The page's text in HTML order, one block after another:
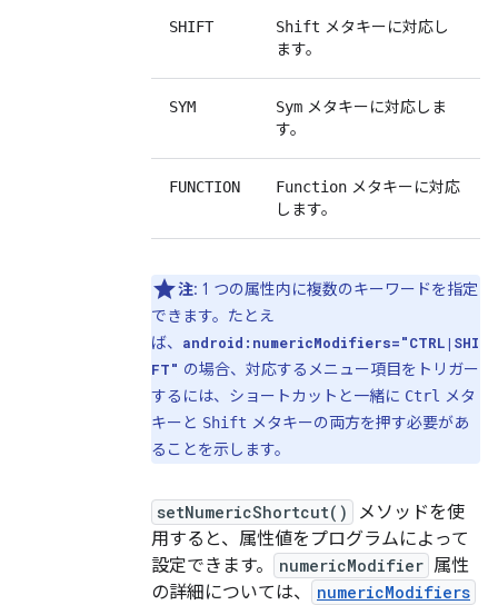
SHIFT Shift メタキーに対応し
ます。
SYM Sym メタキーに対応しま
す。
FUNCTION Function メタキーに対応
します。
注: 1 つの属性内に複数のキーワードを指定
できます。たとえ
ば、
android:numericModifiers="CTRL|SHI
FT" の場合、対応するメニュー項目をトリガー
するには、ショートカットと一緒に Ctrl メタ
キーと Shift メタキーの両方を押す必要があ
ることを示します。
setNumericShortcut()
メソッドを使
用すると、属性値をプログラムによって
設定できます。
numericModifier 属性
の詳細については、
numericModifiers